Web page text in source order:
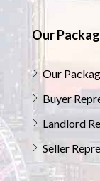
Our
Our
Buyer
Landlord
Seller